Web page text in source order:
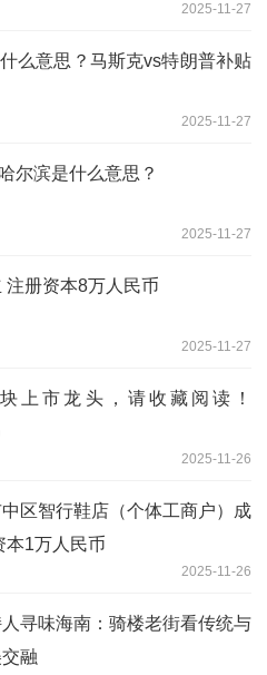
2025-11-27
么意思？马斯克vs特朗普补贴
2025-11-27
尔滨是什么意思？
2025-11-27
注册资本8万人民币
2025-11-27
上市龙头，请收藏阅读！
2025-11-26
区智行鞋店（个体工商户）成
本1万人民币
2025-11-26
寻味海南：骑楼老街看传统与
融